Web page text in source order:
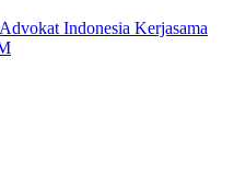
Indonesia Kerjasama